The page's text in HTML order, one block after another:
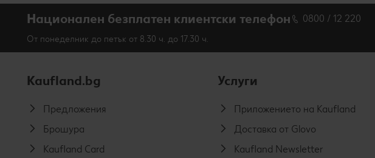
Национален безплатен клиентски телефон 0800 / 12 220
От понеделник до петък от 8.30 ч. до 17.30 ч.
Kaufland.bg
Предложения
Брошура
Kaufland Card
Услуги
Приложението на Kaufland
Доставка от Glovo
Kaufland Newsletter